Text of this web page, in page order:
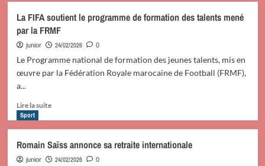
asymétrie
et
désillusions
Paluku)
Le
Gouvernement
Congolais
Suède
stratégique
profit
des
La FIFA soutient le programme de formation des talents mené
par la FRMF
junior 24/02/2026 0
Le Programme national de formation des jeunes talents, mis en
œuvre par la Fédération Royale marocaine de Football (FRMF),
a...
Lire la suiteEn
La
FIFA
Sport
Romain Saïss annonce sa retraite internationale
junior 24/02/2026 0